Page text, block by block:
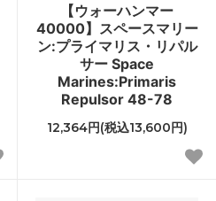
【ウォーハンマー
40000】スペースマリー
ン:プライマリス・リパル
サー Space
Marines:Primaris
Repulsor 48-78
12,364円(税込13,600円)